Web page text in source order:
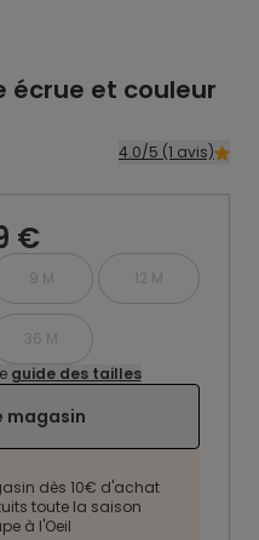
écrue et couleur
4.0/5 (1 avis)
€
9 M 12 M
36 M
guide des tailles
magasin
dès 10€ d'achat
toute la saison
à l'Oeil